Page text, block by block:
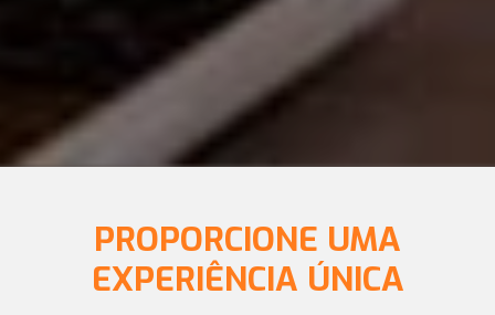
PROPORCIONE UMA
EXPERIÊNCIA ÚNICA